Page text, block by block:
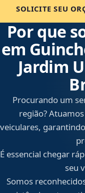
SOLICITE SEU
Por que
em
Jardim
Procurando um
região?
veiculares,
É essencial chegar
seu
Somos